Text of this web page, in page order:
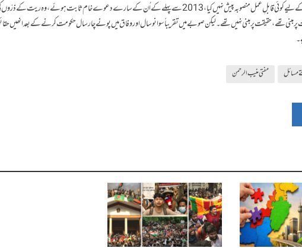
انھوں نے آج تک معاشی بحالی اور ارتقاکے لیے کوئی قابلِ عمل منصوبہ پیش نہیں کیا،2013سے پہلے کے اُن کے سارے دعوے خام ثابت ہوئے ، وہ ریت کے
تھے، حقیقت پر مبنی نہیں تھے ۔ لیکن صوبے میں تقریباًسوانو سال اور وفاق میں پونے چار سال حکومت کرنے کے بعد انھیں
مسائل مفتی منیب الرحمن